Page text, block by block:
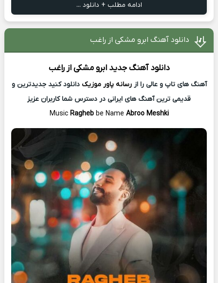
ادامه مطلب + دانلود ...
دانلود آهنگ ابرو مشکی از راغب
دانلود آهنگ جدید ابرو مشکی ازراغب
آهنگ های تاپ و عالی را ازرسانه پاور موزیک دانلود کنید جدیدترین و
قدیمی ترین آهنگ های ایرانی در دسترس شما کاربران عزیز
MusicRagheb be Name Abroo Meshki